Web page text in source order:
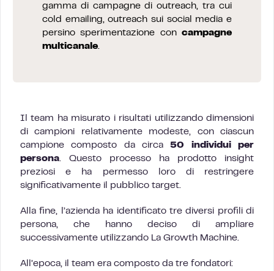
gamma di campagne di outreach, tra cui
cold emailing, outreach sui social media e
persino sperimentazione con campagne
multicanale
Il team ha misurato i risultati utilizzando dimensioni
di campioni relativamente modeste, con ciascun
campione composto da circa50 individui per
persona . Questo processo ha prodotto insight
preziosi e ha permesso loro di restringere
significativamente il pubblico target.
Alla fine, l’azienda ha identificato tre diversi profili di
persona, che hanno deciso di ampliare
successivamente utilizzando La Growth Machine.
All’epoca, il team era composto da tre fondatori: